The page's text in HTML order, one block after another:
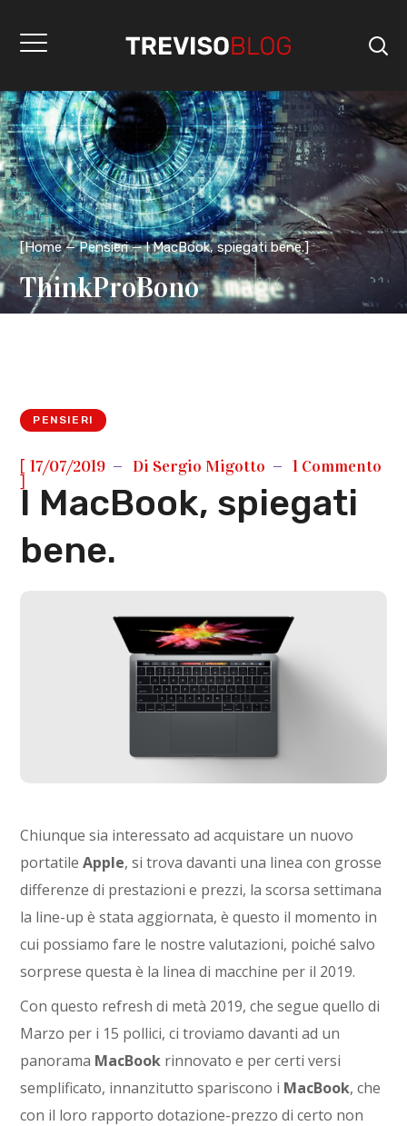
[Home Pensieri I MacBook, spiegati bene.]
ThinkProBono
PENSIERI
[17/07/2019 Di Sergio Migotto 1 Commento
]
I MacBook, spiegati
bene.
Chiunque sia interessato ad acquistare un nuovo
portatileApple, si trova davanti una linea con grosse
differenze di prestazioni e prezzi, la scorsa settimana
la line-up è stata aggiornata, è questo il momento in
cui possiamo fare le nostre valutazioni, poiché salvo
sorprese questa è la linea di macchine per il 2019.
Con questo refresh di metà 2019, che segue quello di
Marzo per i 15 pollici, ci troviamo davanti ad un
panorama MacBook rinnovato e per certi versi
semplificato, innanzitutto spariscono i MacBook, che
con il loro rapporto dotazione-prezzo di certo non